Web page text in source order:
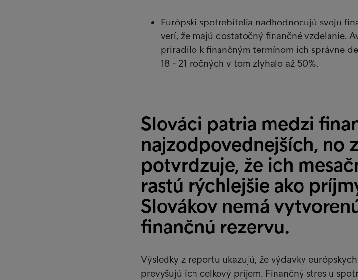
Európski spotrebitelia nadhodnocujú svoju
verí, že majú dostatočný finančné vzdelanie.
priradilo k finančným termínom ich správne
18 - 21 ročných v tom zlyhalo až 50%.
Slováci patria medzi
najzodpovednejších, no
potvrdzuje, že ich
rastú rýchlejšie ako
Slovákov nemá
finančnú rezervu.
Výsledky z reportu ukazujú, že výdavky
prevyšujú ich celkový príjem. Finančný stres u